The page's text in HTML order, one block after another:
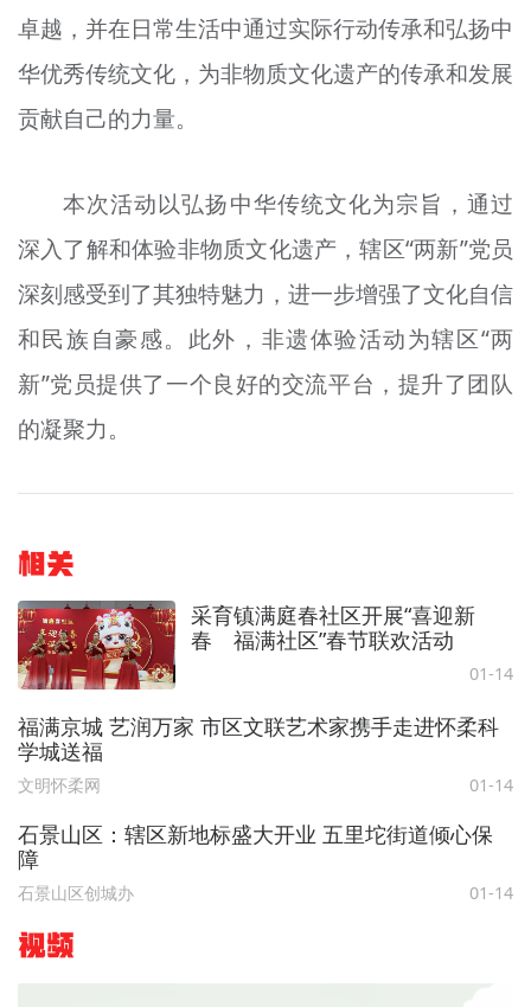
卓越，并在日常生活中通过实际行动传承和弘扬中
华优秀传统文化，为非物质文化遗产的传承和发展
贡献自己的力量。
本次活动以弘扬中华传统文化为宗旨，通过
深入了解和体验非物质文化遗产，辖区“两新”党员
深刻感受到了其独特魅力，进一步增强了文化自信
和民族自豪感。此外，非遗体验活动为辖区“两
新”党员提供了一个良好的交流平台，提升了团队
的凝聚力。
相关
采育镇满庭春社区开展“喜迎新
春 福满社区”春节联欢活动
01-14
福满京城 艺润万家 市区文联艺术家携手走进怀柔科
学城送福
文明怀柔网 01-14
石景山区：辖区新地标盛大开业 五里坨街道倾心保
障
石景山区创城办 01-14
视频